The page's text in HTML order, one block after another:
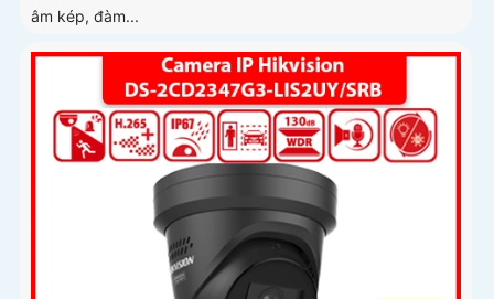
âm kép, đàm...